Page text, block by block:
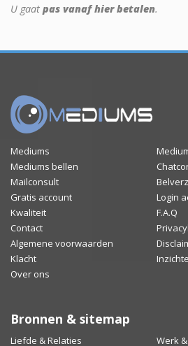
U gaat pas vanaf hier betalen.
Mediums
Mediums bellen
Mailconsult
Gratis account
Login
Kwaliteit
F.A.Q
Contact
Algemene voorwaarden
Klacht
Over ons
Bronnen & sitemap
Liefde & Relaties Werk